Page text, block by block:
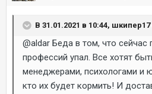
В 31.01.2021 в 10:44, шкипер17
@aldar Беда в том, что сейчас
профессий упал. Все хотят
менеджерами, психологами и
кто их будет кормить! И